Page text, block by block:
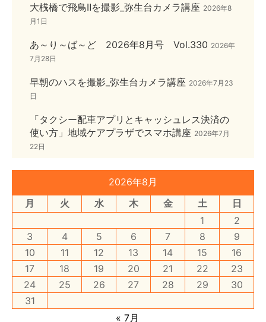
大桟橋で飛鳥Ⅱを撮影_弥生台カメラ講座 2026年8
月1日
あ～り～ば～ど 2026年8月号 Vol.330 2026年
7月28日
早朝のハスを撮影_弥生台カメラ講座 2026年7月23
日
「タクシー配車アプリとキャッシュレス決済の
使い方」地域ケアプラザでスマホ講座 2026年7月
22日
2026年8月
月
火 水 木 金 土
日
1
2
3
4 5 6 7 8
9
10
11 12 13 14 15
16
17
18 19 20 21 22
23
24
25 26 27 28 29
30
31
« 7月